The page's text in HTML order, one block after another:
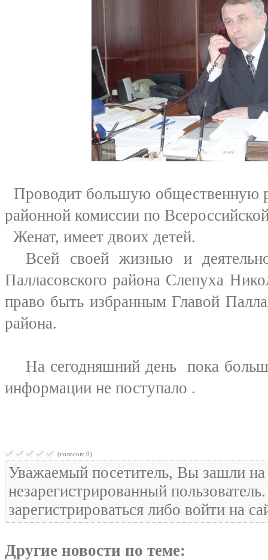
Проводит большую общественную
районной комиссии по
Женат, имеет двоих детей.
Всей своей жизнью и
Палласовского района Слепуха
право быть избранным Главой
района.
На сегодняшний день пока
информации не поступало .
(голосов: 0)
Уважаемый посетитель, Вы зашли на
незарегистрированный
зарегистрироваться либо войти на
Другие новости по теме: